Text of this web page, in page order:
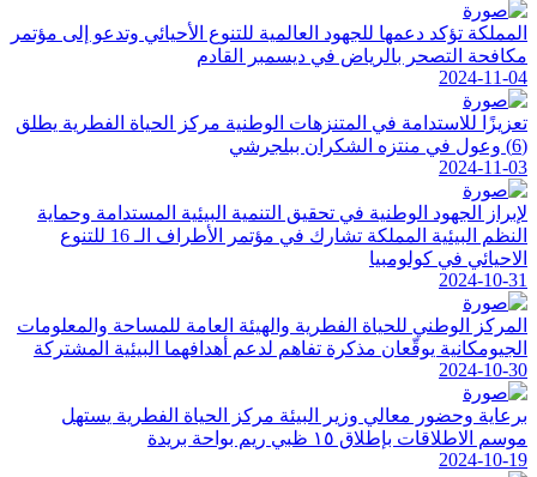
المملكة تؤكد دعمها للجهود العالمية للتنوع الأحيائي وتدعو إلى مؤتمر
مكافحة التصحر بالرياض في ديسمبر القادم
2024-11-04
تعزيزًا للاستدامة في المتنزهات الوطنية مركز الحياة الفطرية يطلق
(6) وعول في منتزه الشكران ببلجرشي
2024-11-03
لإبراز الجهود الوطنية في تحقيق التنمية البيئية المستدامة وحماية
النظم البيئية المملكة تشارك في مؤتمر الأطراف الـ 16 للتنوع
الاحيائي في كولومبيا
2024-10-31
المركز الوطني للحياة الفطرية والهيئة العامة للمساحة والمعلومات
الجيومكانية يوقّعان مذكرة تفاهم لدعم أهدافهما البيئية المشتركة
2024-10-30
برعاية وحضور معالي وزير البيئة مركز الحياة الفطرية يستهل
موسم الاطلاقات بإطلاق ١٥ ظبي ريم بواحة بريدة
2024-10-19